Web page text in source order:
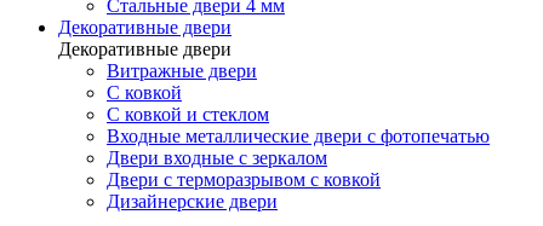
Стальные двери 4 мм
Декоративные двери
Декоративные двери
Витражные двери
С ковкой
С ковкой и стеклом
Входные металлические двери с фотопечатью
Двери входные с зеркалом
Двери с терморазрывом с ковкой
Дизайнерские двери